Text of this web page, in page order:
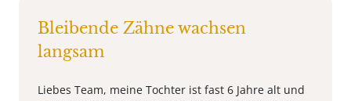
Bleibende Zähne wachsen
langsam
Liebes Team, meine Tochter ist fast 6 Jahre alt und